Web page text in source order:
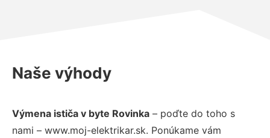
Naše výhody
Výmena ističa v byte Rovinka – poďte do toho s
nami – www.moj-elektrikar.sk. Ponúkame vám